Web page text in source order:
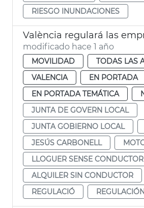
RIESGO INUNDACIONES
modificado hace 1 año
MOVILIDAD
TODAS LAS
VALENCIA
EN PORTADA
EN PORTADA TEMÁTICA
JUNTA DE GOVERN LOCAL
JUNTA GOBIERNO LOCAL
JESÚS CARBONELL
LLOGUER SENSE CONDUCTOR
ALQUILER SIN CONDUCTOR
REGULACIÓ
REGULACIÓN